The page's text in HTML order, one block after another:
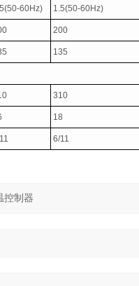
60Hz) 1.5(50-60Hz)
200
135
310
18
6/11